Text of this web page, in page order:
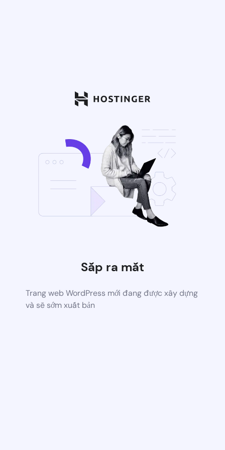
Sắp ra mắt
Trang web WordPress mới đang được xây dựng
và sẽ sớm xuất bản